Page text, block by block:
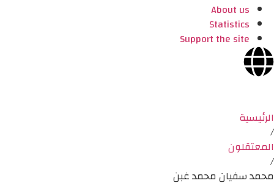
About us
Statistics
Support the site
الرئيسية
/
المعتقلون
/
محمد سفيان محمد غبن